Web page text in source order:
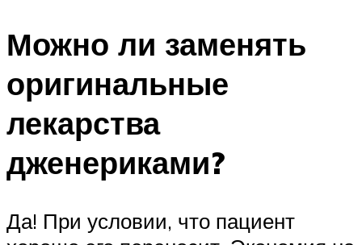
Можно ли заменять
оригинальные
лекарства
дженериками?
Да! При условии, что пациент